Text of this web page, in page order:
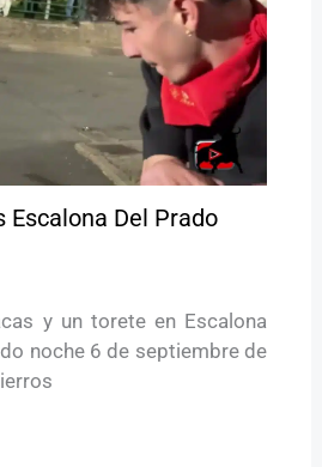
Escalona Del Prado
y un torete en Escalona
noche 6 de septiembre de